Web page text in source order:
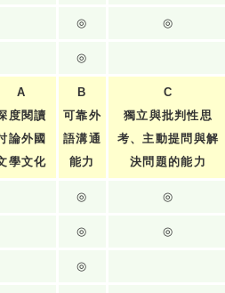
◎ ◎
◎
A
度閱讀
論外國
學文化
B
可靠外
語溝通
能力
C
獨立與批判性思
考、主動提問與解
決問題的能力
◎ ◎
◎ ◎
◎